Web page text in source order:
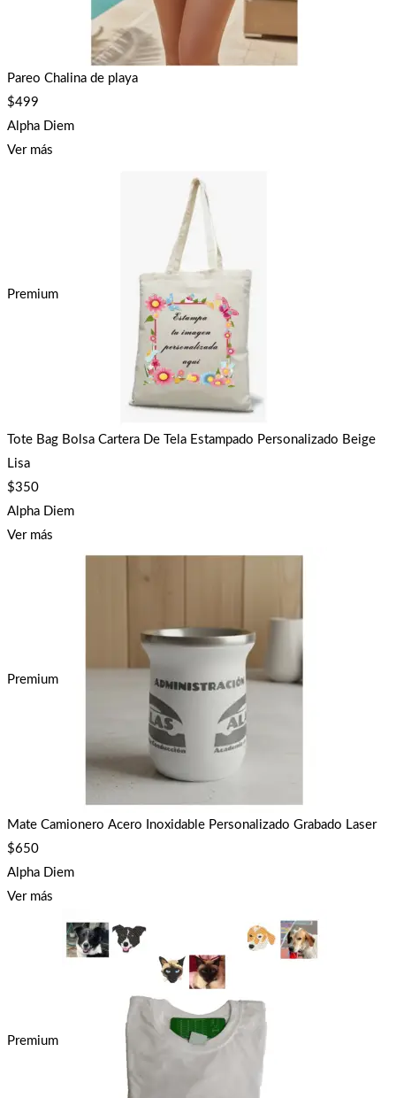
Pareo Chalina de playa
$499
Alpha Diem
Ver más
Premium
Tote Bag Bolsa Cartera De Tela Estampado Personalizado Beige
Lisa
$350
Alpha Diem
Ver más
Premium
Mate Camionero Acero Inoxidable Personalizado Grabado Laser
$650
Alpha Diem
Ver más
Premium